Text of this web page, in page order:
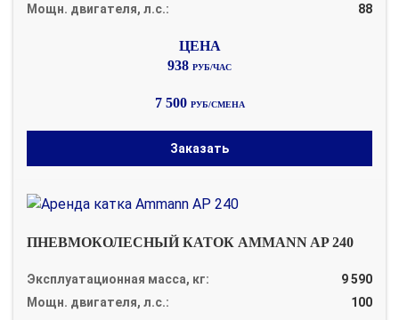
Мощн. двигателя, л.с.:
88
938 РУБ/ЧАС
7 500 РУБ/СМЕНА
Заказать
ПНЕВМОКОЛЕСНЫЙ КАТОК AMMANN AP 240
Эксплуатационная масса, кг:
9 590
Мощн. двигателя, л.с.:
100